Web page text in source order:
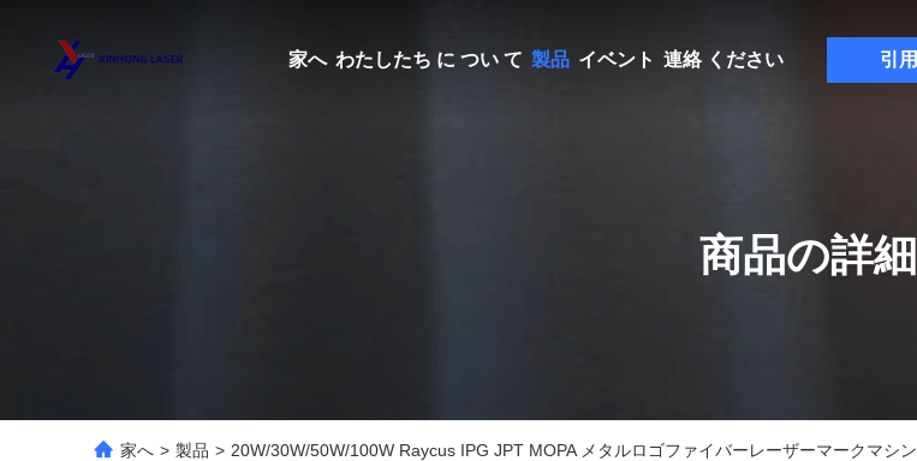
家へ わたしたち に つい て 製品 イベント 連絡 ください 引用
商品の詳細
家へ > 製品 > 20W/30W/50W/100W Raycus IPG JPT MOPA メタルロゴファイバーレーザーマークマシン